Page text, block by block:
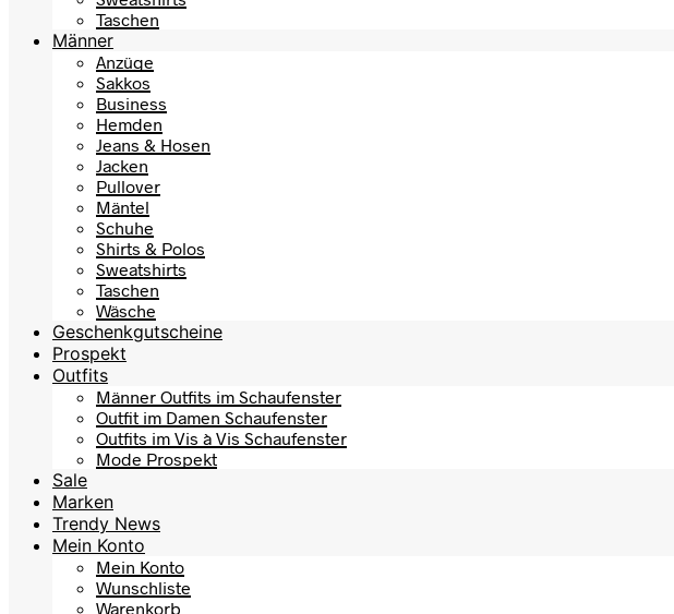
Taschen
Männer
Anzüge
Sakkos
Business
Hemden
Jeans & Hosen
Jacken
Pullover
Mäntel
Schuhe
Shirts & Polos
Sweatshirts
Taschen
Wäsche
Geschenkgutscheine
Prospekt
Outfits
Männer Outfits im Schaufenster
Outfit im Damen Schaufenster
Outfits im Vis à Vis Schaufenster
Mode Prospekt
Sale
Marken
Trendy News
Mein Konto
Mein Konto
Wunschliste
Warenkorb